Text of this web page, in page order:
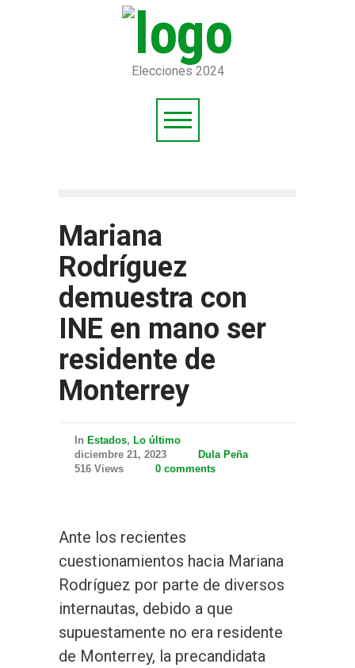
Elecciones 2024
Mariana
Rodríguez
demuestra con
INE en mano ser
residente de
Monterrey
In Estados, Lo último
diciembre 21, 2023
Dula Peña
516 Views
0 comments
Ante los recientes
cuestionamientos hacia Mariana
Rodríguez por parte de diversos
internautas, debido a que
supuestamente no era residente
de Monterrey, la precandidata